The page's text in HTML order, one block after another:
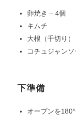
卵焼き – 4個
キムチ
大根（千切り
コチュジャンソ
下準備
オーブンを